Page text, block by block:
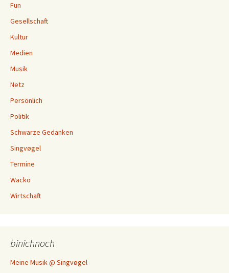
Fun
Gesellschaft
Kultur
Medien
Musik
Netz
Persönlich
Politik
Schwarze Gedanken
Singvøgel
Termine
Wacko
Wirtschaft
binichnoch
Meine Musik @ Singvøgel